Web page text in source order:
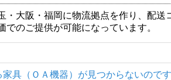
・大阪・福岡に物流拠点を作り、配
でのご提供が可能になっています。
家具（ＯＡ機器）が見つからないので